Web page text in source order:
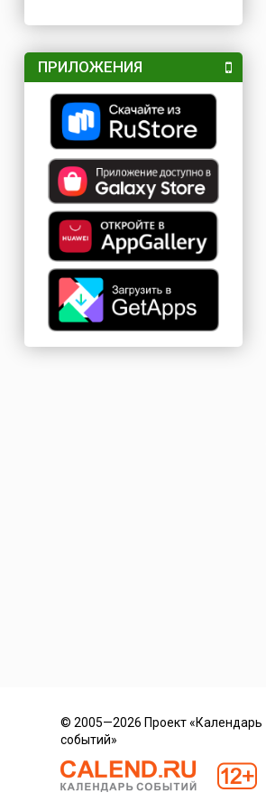
ПРИЛОЖЕНИЯ
© 2005—2026 Проект «Календарь
событий»